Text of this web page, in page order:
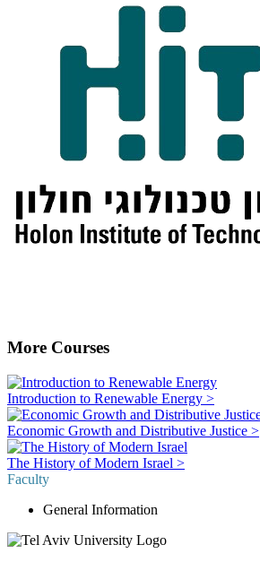
More Courses
Introduction to Renewable Energy >
Economic Growth and Distributive Justice >
The History of Modern Israel >
Faculty
General Information